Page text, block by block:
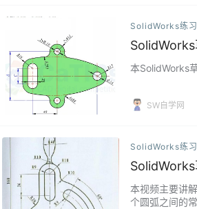
SolidWorks练
本SolidWorks
SW自学网
SolidWorks练
SolidWorks
本视频主要讲
个圆弧之间的